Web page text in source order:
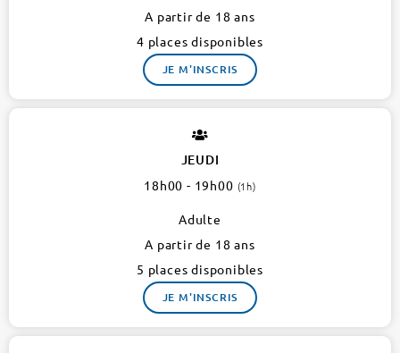
A partir de 18 ans
4 places disponibles
JE M'INSCRIS
JEUDI
18h00 - 19h00 (1h)
Adulte
A partir de 18 ans
5 places disponibles
JE M'INSCRIS